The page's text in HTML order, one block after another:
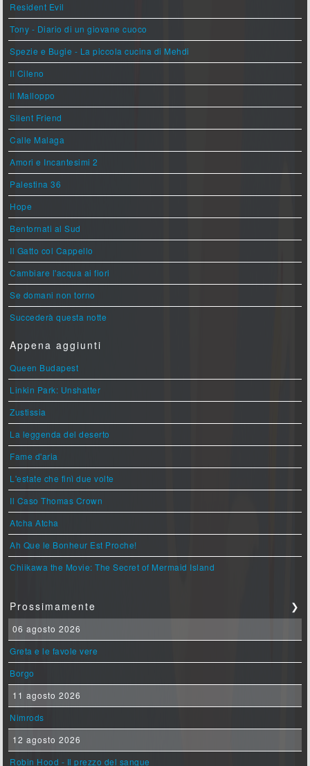
Resident Evil
Tony - Diario di un giovane cuoco
Spezie e Bugie - La piccola cucina di Mehdi
Il Cileno
Il Malloppo
Silent Friend
Calle Malaga
Amori e Incantesimi 2
Palestina 36
Hope
Bentornati al Sud
Il Gatto col Cappello
Cambiare l'acqua ai fiori
Se domani non torno
Succederà questa notte
Appena aggiunti
Queen Budapest
Linkin Park: Unshatter
Zustissia
La leggenda del deserto
Fame d'aria
L'estate che finì due volte
Il Caso Thomas Crown
Atcha Atcha
Ah Que le Bonheur Est Proche!
Chiikawa the Movie: The Secret of Mermaid Island
Prossimamente ❯
06 agosto 2026
Greta e le favole vere
Borgo
11 agosto 2026
Nimrods
12 agosto 2026
Robin Hood - Il prezzo del sangue